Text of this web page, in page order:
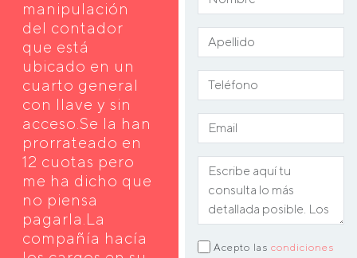
manipulación
del contador
que está
ubicado en un
cuarto general
con llave y sin
acceso.Se la han
prorrateado en
12 cuotas pero
me ha dicho que
no piensa
pagarla.La
compañía hacía
Acepto las condiciones